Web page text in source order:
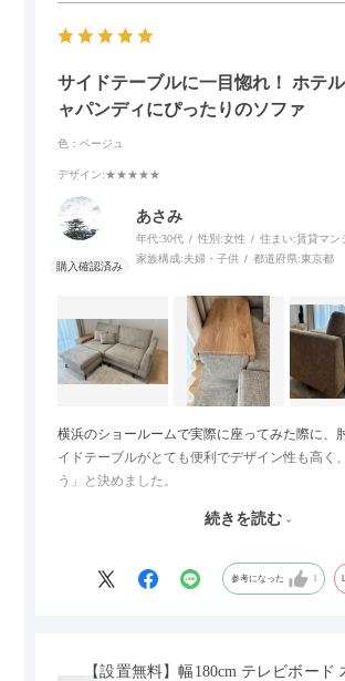
サイドテーブルに一目惚れ！ ホテ
ャパンディにぴったりのソファ
色：ベージュ
デザイン:★★★★★
あさみ
年代:30代 性別:女性 住まい:賃貸マン
家族構成:夫婦・子供 都道府県:東京都
横浜のショールームで実際に座ってみた際に、
イドテーブルがとても便利でデザイン性も高く
う」と決めました。
サイズは2.5人掛けですが、幅184cmとコンパク
グとのバランスもぴったりで、リビング全体が
ないのもお気に入りのポイントです。さらに、
続きを読む
参考になった
【設置無料】幅180cm テレビボード